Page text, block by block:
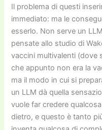
Il problema di questi
immediato: ma le
esserlo. Non serve un
pensate allo studio di
vaccini multivalenti (dove
che appunto non era la
ma il modo in cui si
un LLM dà quella
vuole far credere
dietro, e questo è tanto